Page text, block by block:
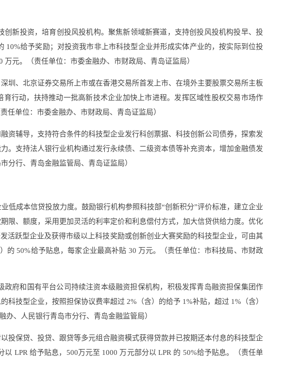
新投资，培育创投风投机构。聚焦新领域新赛道，支持创投风投机构投早、投
给予奖励；对投资我市非上市科技型企业并形成实体产业的，按实际到位投
元。（责任单位：市委金融办、市财政局、青岛证监局）
圳、北京证券交易所上市或在香港交易所首发上市、在境外主要股票交易所主板
行动，扶持推动一批高新技术企业加快上市进程。发挥区域性股权交易市场作
任单位：市委金融办、市财政局、青岛证监局）
资辅导，支持符合条件的科技型企业发行科创票据、科技创新公司债券，探索发
。支持法人银行业机构通过发行永续债、二级资本债等补充资本，增加金融债发
分行、青岛金融监管局、青岛证监局）
低成本信贷投放力度。鼓励银行机构参照科技部“创新积分”评价标准，建立企业
限、额度，采用更加灵活的利率定价和利息偿付方式，加大信贷供给力度。优化
活跃型企业及获得市级以上科技奖励或创新创业大赛奖励的科技型企业，可由其
的 50%给予贴息，每家企业最高补贴 30 万元。（责任单位：市科技局、市财政
府和国有平台公司持续注资本级融资担保机构，积极发挥青岛融资担保集团作
技型企业，按照担保协议费率超过 2%（含）的给予 1%补贴，超过 1%（含）
、人民银行青岛市分行、青岛金融监管局）
投保贷、投贷、跟贷等多元组合融资模式获得贷款并已按期还本付息的科技型企
LPR 给予贴息，500万元至 1000 万元部分以 LPR 的 50%给予贴息。（责任单